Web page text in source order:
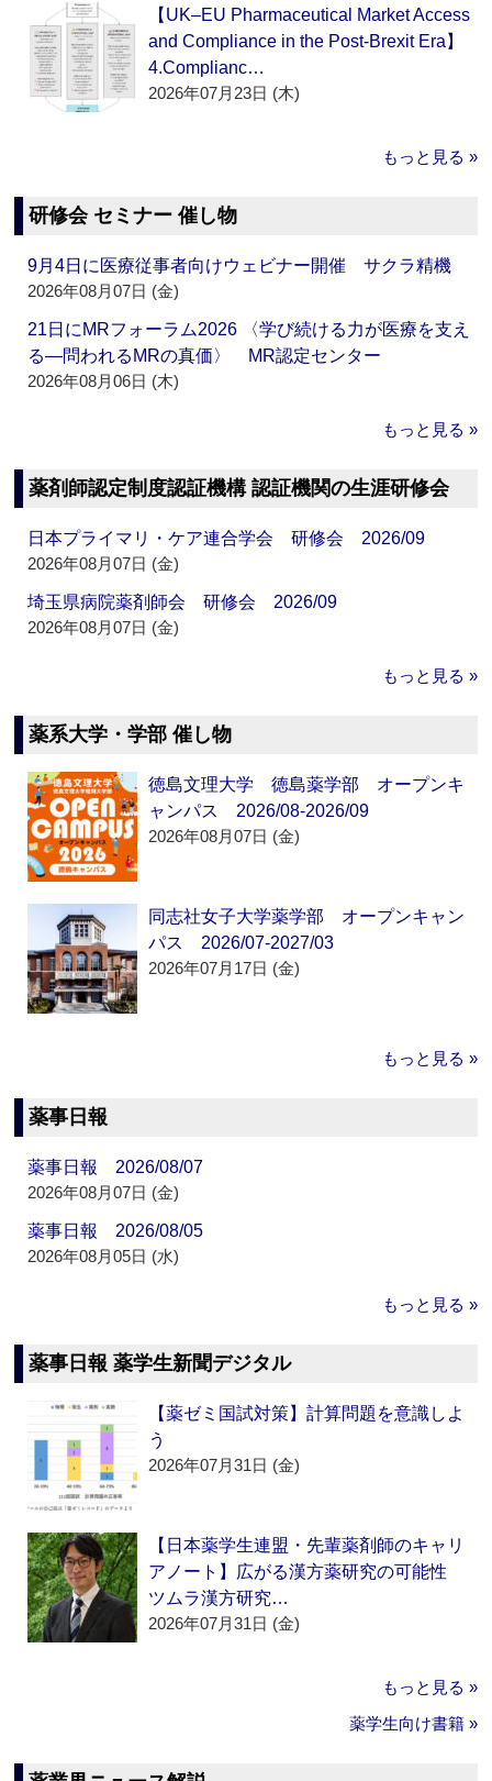
【UK–EU Pharmaceutical Market Access
and Compliance in the Post-Brexit Era】
4.Complianc…
2026年07月23日 (木)
もっと見る »
研修会 セミナー 催し物
9月4日に医療従事者向けウェビナー開催 サクラ精機
2026年08月07日 (金)
21日にMRフォーラム2026 〈学び続ける力が医療を支え
る―問われるMRの真価〉 MR認定センター
2026年08月06日 (木)
もっと見る »
薬剤師認定制度認証機構 認証機関の生涯研修会
日本プライマリ・ケア連合学会 研修会 2026/09
2026年08月07日 (金)
埼玉県病院薬剤師会 研修会 2026/09
2026年08月07日 (金)
もっと見る »
薬系大学・学部 催し物
徳島文理大学 徳島薬学部 オープンキ
ャンパス 2026/08-2026/09
2026年08月07日 (金)
同志社女子大学薬学部 オープンキャン
パス 2026/07-2027/03
2026年07月17日 (金)
もっと見る »
薬事日報
薬事日報 2026/08/07
2026年08月07日 (金)
薬事日報 2026/08/05
2026年08月05日 (水)
もっと見る »
薬事日報 薬学生新聞デジタル
【薬ゼミ国試対策】計算問題を意識しよ
う
2026年07月31日 (金)
【日本薬学生連盟・先輩薬剤師のキャリ
アノート】広がる漢方薬研究の可能性
ツムラ漢方研究…
2026年07月31日 (金)
もっと見る »
薬学生向け書籍 »